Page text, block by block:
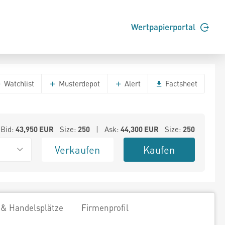
Wertpapierportal
Watchlist Musterdepot Alert Factsheet
Bid: 43,950EUR Size: 250| Ask: 44,300EUR Size: 250
Verkaufen Kaufen
Handelsplätze Firmenprofil